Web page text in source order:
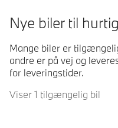
Nye biler til
Mange biler er
andre er på vej og
for leveringstider.
Viser 1 tilgængelig bil